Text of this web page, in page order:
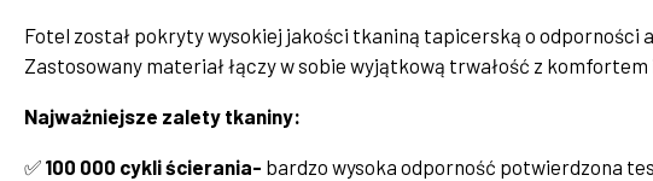
Fotel został pokryty wysokiej jakości tkaniną tapicerską o odporności
Zastosowany materiał łączy w sobie wyjątkową trwałość z
Najważniejsze zalety tkaniny:
✅ 100 000 cykli ścierania- bardzo wysoka odporność potwierdzona